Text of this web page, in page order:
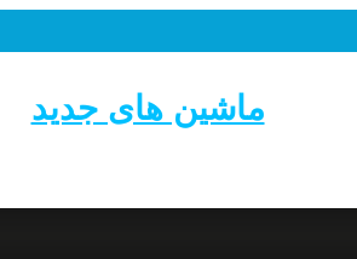
ماشین های جدید